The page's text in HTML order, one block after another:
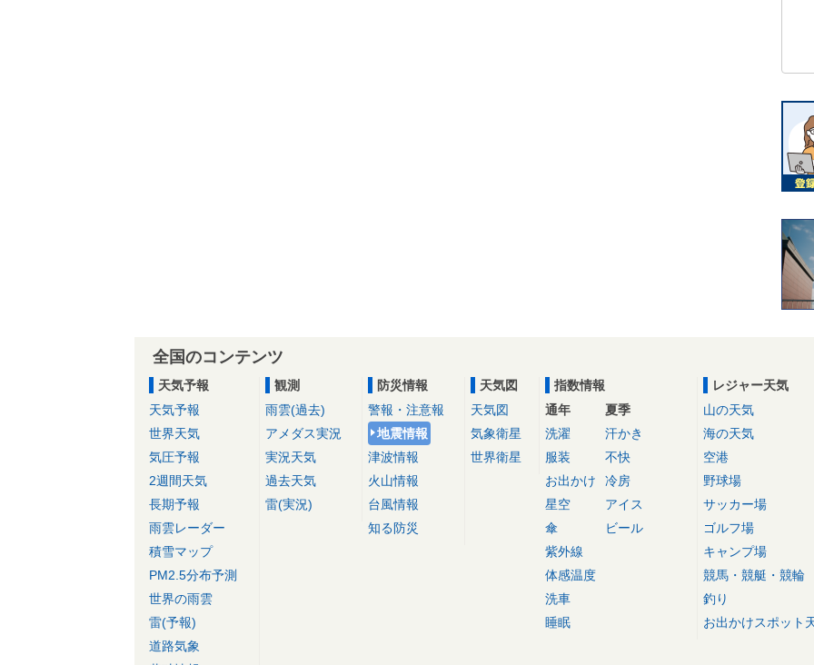
全国のコンテンツ
天気予報
天気予報
世界天気
気圧予報
2週間天気
長期予報
雨雲レーダー
積雪マップ
PM2.5分布予測
世界の雨雲
雷(予報)
道路気象
観測
雨雲(過去)
アメダス実況
実況天気
過去天気
雷(実況)
防災情報
警報・注意報
地震情報
津波情報
火山情報
台風情報
知る防災
天気図
天気図
気象衛星
世界衛星
指数情報
通年
洗濯
服装
お出かけ
星空
傘
紫外線
体感温度
洗車
睡眠
夏季
汗かき
不快
冷房
アイス
ビール
レジャー天気
山の天気
海の天気
空港
野球場
サッカー場
ゴルフ場
キャンプ場
競馬・競艇・競輪
釣り
お出かけスポット